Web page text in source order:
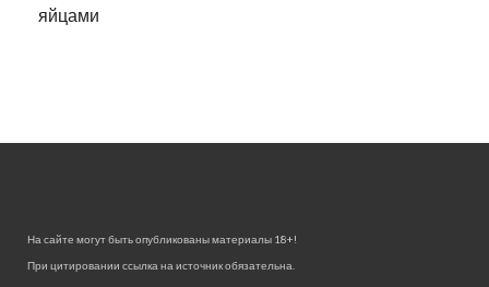
яйцами
На сайте могут быть опубликованы материалы 18+!
При цитировании ссылка на источник обязательна.